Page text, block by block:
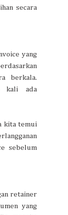
secara
yang
berkala.
kali ada
kita temui
sebelum
retainer
yang